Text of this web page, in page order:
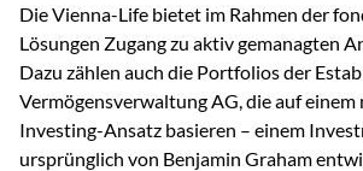
Die Vienna-Life bietet im Rahmen der
Lösungen Zugang zu aktiv gemanagten
Dazu zählen auch die Portfolios der
Vermögensverwaltung AG, die auf einem
Investing-Ansatz basieren – einem
ursprünglich von Benjamin Graham